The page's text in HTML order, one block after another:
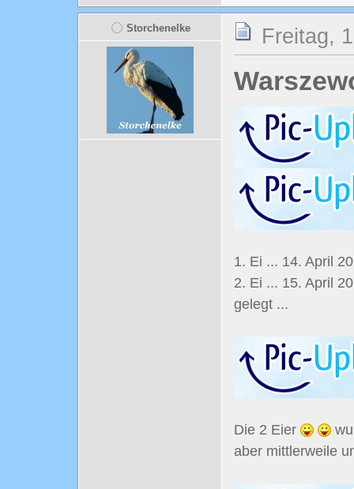
Storchenelke Freitag,
1. Ei ... 14. April
2. Ei ... 15. April
gelegt ...
Die 2 Eier
aber mittlerweile